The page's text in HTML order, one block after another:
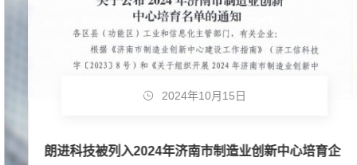
2024年10月15日
朗进科技被列入2024年济南市制造业创新中心培育企